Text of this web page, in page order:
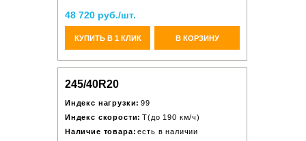
48 720 руб./шт.
КУПИТЬ В 1 КЛИК В КОРЗИНУ
245/40R20
Индекс нагрузки: 99
Индекс скорости: T(до 190 км/ч)
Наличие товара: есть в наличии